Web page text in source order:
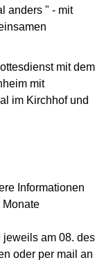
anders " - mit
mit dem
mit
im Kirchhof und
Informationen
jeweils am 08. des
oder per mail an